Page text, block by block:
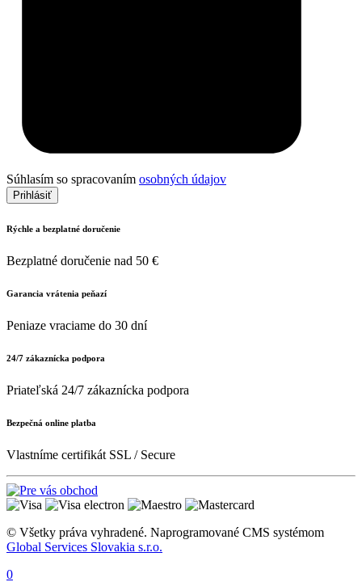
Súhlasím so spracovaním osobných údajov
Prihlásiť
Rýchle a bezplatné doručenie
Bezplatné doručenie nad 50 €
Garancia vrátenia peňazí
Peniaze vraciame do 30 dní
24/7 zákaznícka podpora
Priateľská 24/7 zákaznícka podpora
Bezpečná online platba
Vlastníme certifikát SSL / Secure
© Všetky práva vyhradené. Naprogramované CMS systémom
Global Services Slovakia s.r.o.
0